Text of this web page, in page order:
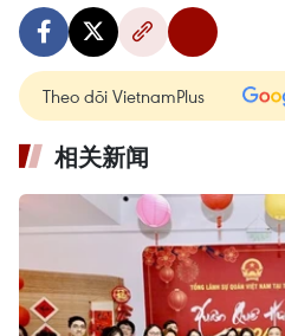
Theo dõi VietnamPlus
相关新闻